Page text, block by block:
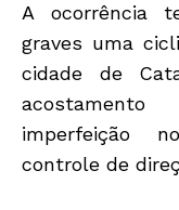
A ocorrência
graves uma
cidade de
imperfeição
controle de